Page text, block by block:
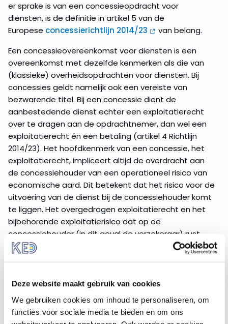
Deze website maakt gebruik van cookies
We gebruiken cookies om inhoud te personaliseren, om
functies voor sociale media te bieden en om ons
er sprake is van een concessieopdracht voor
diensten, is de definitie in artikel 5 van de
Europese concessierichtlijn 2014/23
van belang.
Een concessieovereenkomst voor diensten is een
overeenkomst met dezelfde kenmerken als die van
(klassieke) overheidsopdrachten voor diensten. Bij
concessies geldt namelijk ook een vereiste van
bezwarende titel. Bij een concessie dient de
aanbestedende dienst echter een exploitatierecht
over te dragen aan de opdrachtnemer, dan wel een
exploitatierecht én een betaling (artikel 4 Richtlijn
2014/23). Het hoofdkenmerk van een concessie, het
exploitatierecht, impliceert altijd de overdracht aan
de concessiehouder van een operationeel risico van
economische aard. Dit betekent dat het risico voor de
uitvoering van de dienst bij de concessiehouder komt
te liggen. Het overgedragen exploitatierecht en het
bijbehorende exploitatierisico dat op de
concessiehouder (in dit geval de verzekeraar) rust,
onderscheidt een concessieovereenkomst van een
Hoe wordt de waarde van de
opdracht voor verzekeringen
geraamd?